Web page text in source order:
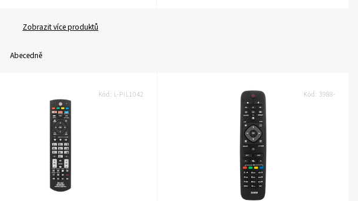
Zobrazit více produktů
Abecedně
Kód: L-PIL1042 Kód: 3988-